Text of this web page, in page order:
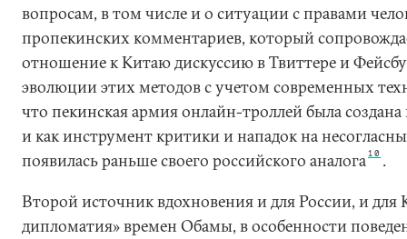
вопросам, в том числе и о ситуации с правами
пропекинских комментариев, который
отношение к Китаю дискуссию в Твиттере и
эволюции этих методов с учетом современных
что пекинская армия онлайн-троллей была
и как инструмент критики и нападок на
появилась раньше своего российского аналога10 .
Второй источник вдохновения и для России, и
дипломатия» времен Обамы, в особенности